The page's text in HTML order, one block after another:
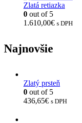
Zlatá retiazka
0 out of 5
1.610,00€ s DPH
Najnovšie
Zlatý prsteň
0 out of 5
436,65€ s DPH